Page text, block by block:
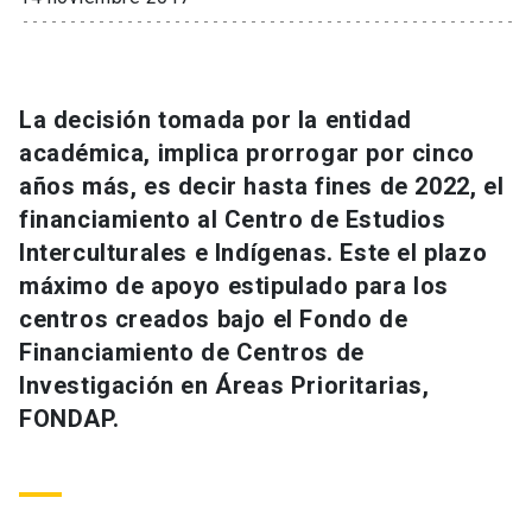
Información para keyboard_arrow_down
Futuros estudiantes
Estudiantes
Académicos
Personal
Go to english site launch
ACCESOS DIRECTOS
Admisión launch
Mi Cuenta UC launch
Correo UC
La decisión tomada por la entidad
académica, implica prorrogar por cinco
años más, es decir hasta fines de 2022, el
financiamiento al Centro de Estudios
Interculturales e Indígenas. Este el plazo
máximo de apoyo estipulado para los
centros creados bajo el Fondo de
Financiamiento de Centros de
Investigación en Áreas Prioritarias,
FONDAP.